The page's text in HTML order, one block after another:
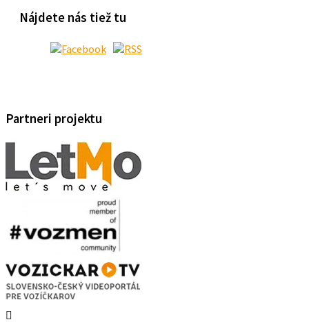
Nájdete nás tiež tu
Partneri projektu